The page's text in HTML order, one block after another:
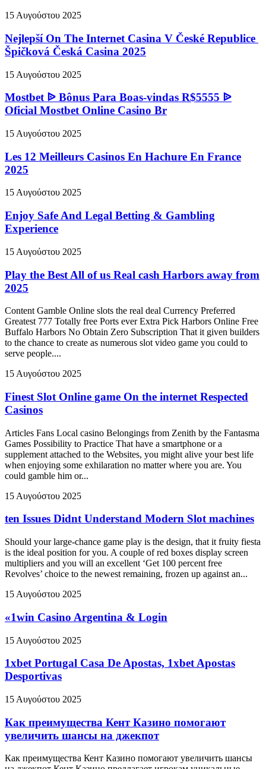
15 Αυγούστου 2025
Nejlepší On The Internet Casina V České Republice ️
Špičková Česká Casina 2025
15 Αυγούστου 2025
Mostbet ᐉ Bônus Para Boas-vindas R$5555 ᐉ
Oficial Mostbet Online Casino Br
15 Αυγούστου 2025
Les 12 Meilleurs Casinos En Hachure En France
2025
15 Αυγούστου 2025
Enjoy Safe And Legal Betting & Gambling
Experience
15 Αυγούστου 2025
Play the Best All of us Real cash Harbors away from
2025
Content Gamble Online slots the real deal Currency Preferred
Greatest 777 Totally free Ports ever Extra Pick Harbors Online Free
Buffalo Harbors No Obtain Zero Subscription That it given builders
to the chance to create as numerous slot video game you could to
serve people....
15 Αυγούστου 2025
Finest Slot Online game On the internet Respected
Casinos
Articles Fans Local casino Belongings from Zenith by the Fantasma
Games Possibility to Practice That have a smartphone or a
supplement attached to the Websites, you might alive your best life
when enjoying some exhilaration no matter where you are. You
could gamble him or...
15 Αυγούστου 2025
ten Issues Didnt Understand Modern Slot machines
Should your large-chance game play is the design, that it fruity fiesta
is the ideal position for you. A couple of red boxes display screen
multipliers and you will an excellent ‘Get 100 percent free
Revolves’ choice to the newest remaining, frozen up against an...
15 Αυγούστου 2025
«1win Casino Argentina & Login
15 Αυγούστου 2025
1xbet Portugal Casa De Apostas, 1xbet Apostas
Desportivas
15 Αυγούστου 2025
Как преимущества Кент Казино помогают
увеличить шансы на джекпот
Как преимущества Кент Казино помогают увеличить шансы